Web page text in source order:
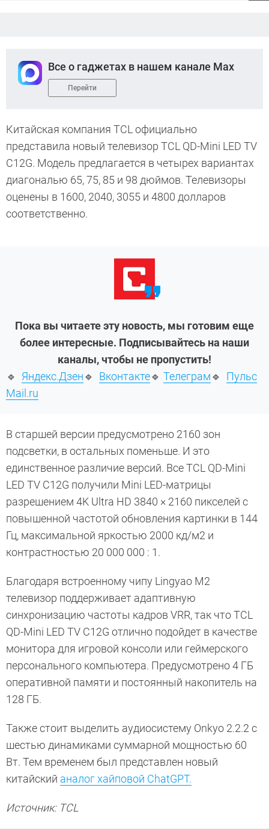
Все о гаджетах в нашем канале Max
Перейти
Китайская компания TCL официально
представила новый телевизор TCL QD-Mini LED TV
C12G. Модель предлагается в четырех вариантах
диагональю 65, 75, 85 и 98 дюймов. Телевизоры
оценены в 1600, 2040, 3055 и 4800 долларов
соответственно.
Пока вы читаете эту новость, мы готовим еще
более интересные. Подписывайтесь на наши
каналы, чтобы не пропустить!
🔹 Яндекс.Дзен🔹 Вконтакте🔹 Телеграм🔹 Пульс
Mail.ru
В старшей версии предусмотрено 2160 зон
подсветки, в остальных поменьше. И это
единственное различие версий. Все TCL QD-Mini
LED TV C12G получили Mini LED-матрицы
разрешением 4K Ultra HD 3840 × 2160 пикселей с
повышенной частотой обновления картинки в 144
Гц, максимальной яркостью 2000 кд/м2 и
контрастностью 20 000 000 : 1.
Благодаря встроенному чипу Lingyao M2
телевизор поддерживает адаптивную
синхронизацию частоты кадров VRR, так что TCL
QD-Mini LED TV C12G отлично подойдет в качестве
монитора для игровой консоли или геймерского
персонального компьютера. Предусмотрено 4 ГБ
оперативной памяти и постоянный накопитель на
128 ГБ.
Также стоит выделить аудиосистему Onkyo 2.2.2 с
шестью динамиками суммарной мощностью 60
Вт. Тем временем был представлен новый
китайский аналог хайповой ChatGPT.
Источник: TCL